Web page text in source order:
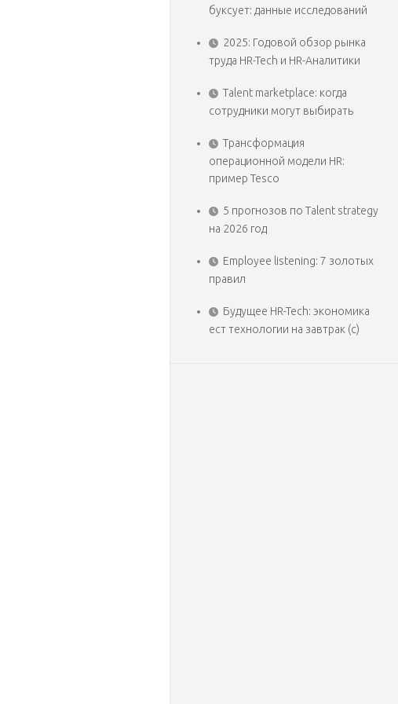
буксует: данные исследований
2025: Годовой обзор рынка
труда HR-Tech и HR-Аналитики
Talent marketplace: когда
сотрудники могут выбирать
Трансформация
операционной модели HR:
пример Tesco
5 прогнозов по Talent strategy
на 2026 год
Employee listening: 7 золотых
правил
Будущее HR-Tech: экономика
ест технологии на завтрак (с)